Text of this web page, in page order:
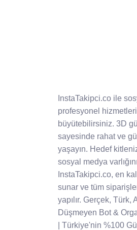
InstaTakipci.co ile
profesyonel
büyütebilirsiniz. 3D
sayesinde rahat ve
yaşayın. Hedef
sosyal medya
InstaTakipci.co, en
sunar ve tüm
yapılır. Gerçek, Türk,
Düşmeyen Bot &
| Türkiye'nin %100